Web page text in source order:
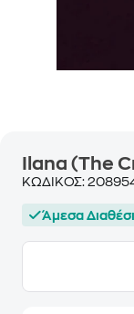
Ilana (The
ΚΩΔΙΚΟΣ:
Άμεσα